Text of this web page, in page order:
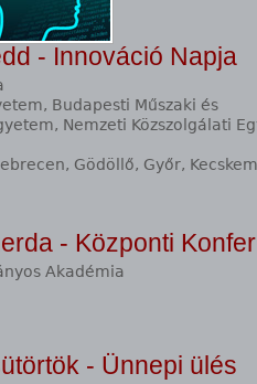
- Innováció Napja
Budapesti Műszaki és
Nemzeti Közszolgálati
Gödöllő, Győr,
- Központi
Akadémia
- Ünnepi ülés